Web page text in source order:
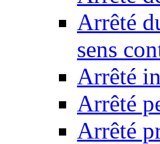
Arrêté
sens
Arrêté
Arrêté
Arrêté